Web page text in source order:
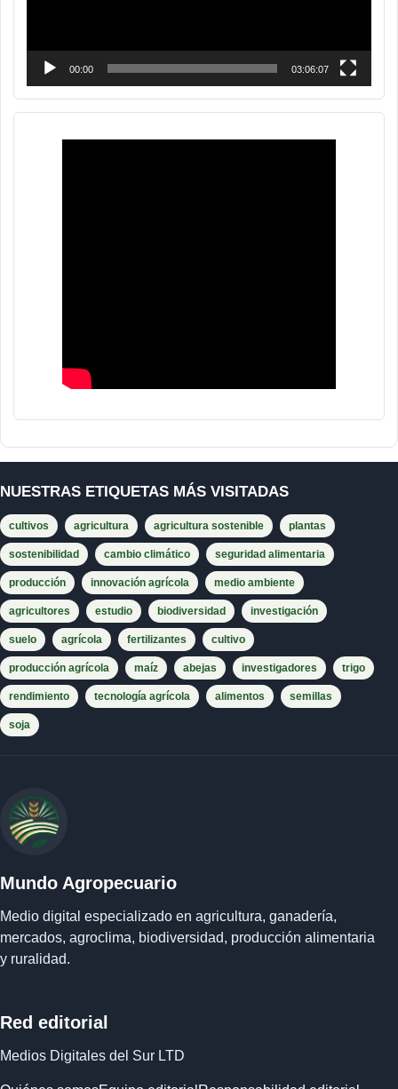
00:00 03:06:07
NUESTRAS ETIQUETAS MÁS VISITADAS
cultivos agricultura agricultura sostenible plantas
sostenibilidad cambio climático seguridad alimentaria
producción innovación agrícola medio ambiente
agricultores estudio biodiversidad investigación
suelo agrícola fertilizantes cultivo
producción agrícola maíz abejas investigadores trigo
rendimiento tecnología agrícola alimentos semillas
soja
Mundo Agropecuario
Medio digital especializado en agricultura, ganadería,
mercados, agroclima, biodiversidad, producción alimentaria
y ruralidad.
Red editorial
Medios Digitales del Sur LTD